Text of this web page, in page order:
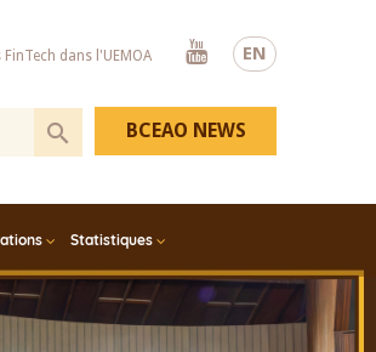
EN
FinTech dans l'UEMOA
Youtube
Statistiques
BCEAO NEWS